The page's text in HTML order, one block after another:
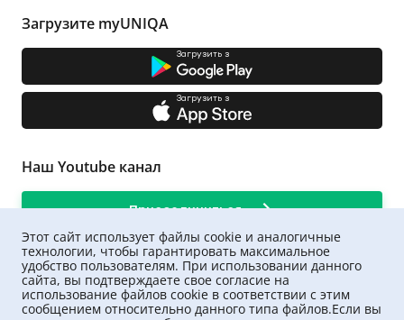
Загрузите myUNIQA
Загрузить з
Загрузить з
Наш Youtube канал
Присоединиться
Этот сайт использует файлы cookie и аналогичные
технологии, чтобы гарантировать максимальное
удобство пользователям. При использовании данного
сайта, вы подтверждаете свое согласие на
использование файлов cookie в соответствии с этим
сообщением относительно данного типа файлов.Если вы